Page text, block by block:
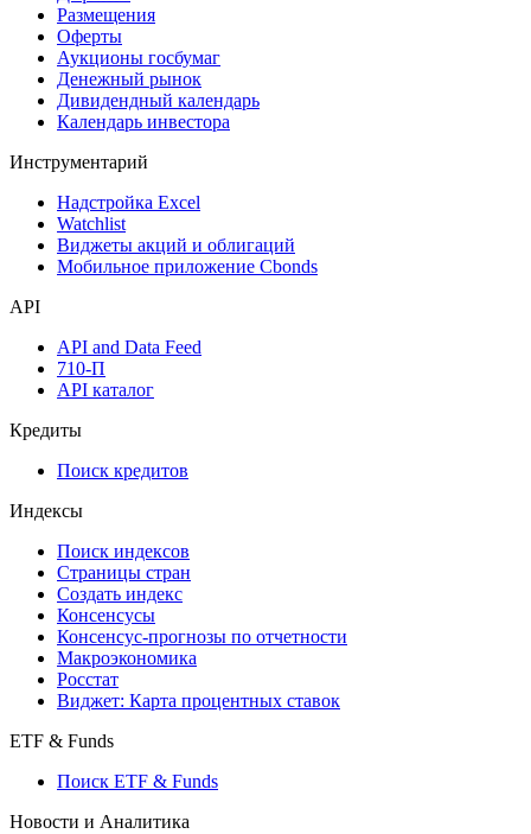
Календарь
Календарь событий
Дефолты
Размещения
Оферты
Денежный рынок
Календарь инвестора
Инструментарий
Мобильное приложение Cbonds
API
API and Data Feed
API каталог
Кредиты
Поиск кредитов
Индексы
Поиск индексов
Страницы стран
Создать индекс
Консенсусы
Макроэкономика
Виджет: Карта процентных ставок
ETF & Funds